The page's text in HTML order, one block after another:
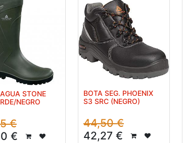
STONE
NEGRO
€
€
BOTA SEG. PHOENIX
S3 SRC (NEGRO)
44,50€
42,27 €